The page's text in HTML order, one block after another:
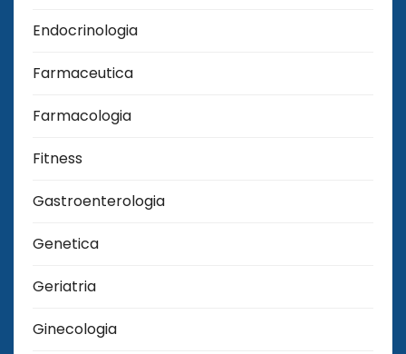
Endocrinologia
Farmaceutica
Farmacologia
Fitness
Gastroenterologia
Genetica
Geriatria
Ginecologia